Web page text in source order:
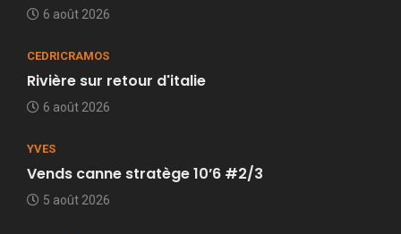
6 août 2026
CEDRICRAMOS
Rivière sur retour d'italie
6 août 2026
YVES
Vends canne stratège 10’6 #2/3
5 août 2026